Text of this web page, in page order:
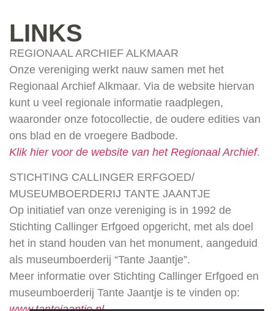
LINKS
REGIONAAL ARCHIEF ALKMAAR
Onze vereniging werkt nauw samen met het
Regionaal Archief Alkmaar. Via de website hiervan
kunt u veel regionale informatie raadplegen,
waaronder onze fotocollectie, de oudere edities van
ons blad en de vroegere Badbode.
Klik hier voor de website van het Regionaal Archief.
STICHTING CALLINGER ERFGOED/
MUSEUMBOERDERIJ TANTE JAANTJE
Op initiatief van onze vereniging is in 1992 de
Stichting Callinger Erfgoed opgericht, met als doel
het in stand houden van het monument, aangeduid
als museumboerderij “Tante Jaantje”.
Meer informatie over Stichting Callinger Erfgoed en
museumboerderij Tante Jaantje is te vinden op: